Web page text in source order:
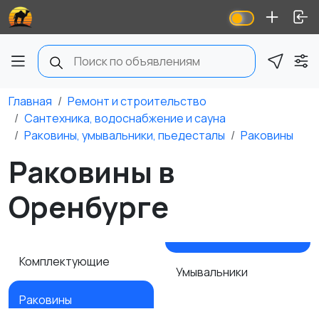
Главная
Ремонт и строительство
Сантехника, водоснабжение и сауна
Раковины, умывальники, пьедесталы
Раковины
Раковины в
Оренбурге
Комплектующие
Раковины
Умывальники